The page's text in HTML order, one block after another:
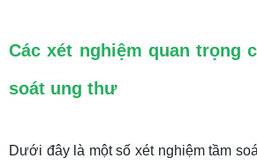
Các xét nghiệm quan trọng
soát ung thư
Dưới đây là một số xét nghiệm tầm